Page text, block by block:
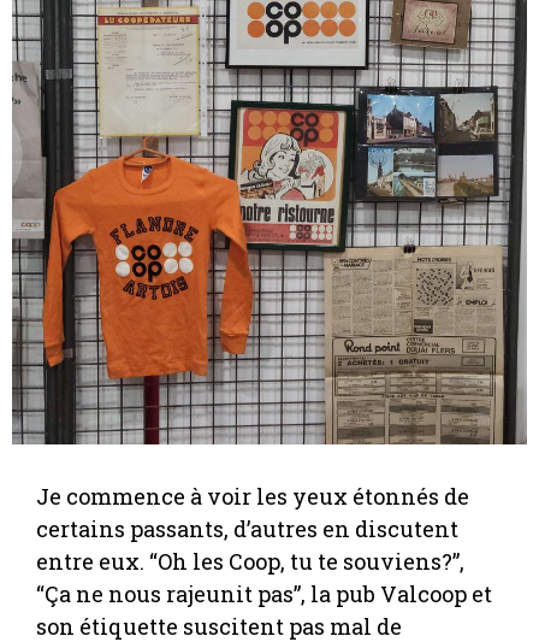
Je commence à voir les yeux étonnés de
certains passants, d’autres en discutent
entre eux. “Oh les Coop, tu te souviens?”,
“Ça ne nous rajeunit pas”, la pub Valcoop et
son étiquette suscitent pas mal de